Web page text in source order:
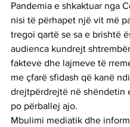
Pandemia e shkaktuar nga
nisi të përhapet një vit më
tregoi qartë se sa e brishtë
audienca kundrejt
fakteve dhe lajmeve të
me çfarë sfidash që kanë
drejtpërdrejtë në shëndetin
po përballej ajo.
Mbulimi mediatik dhe